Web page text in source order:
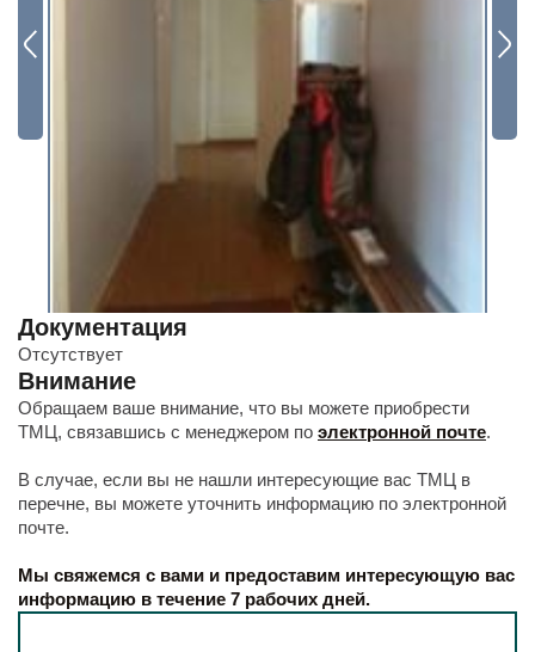
Документация
Отсутствует
Внимание
Обращаем ваше внимание, что вы можете приобрести
ТМЦ, связавшись с менеджером по электронной почте.
В случае, если вы не нашли интересующие вас ТМЦ в
перечне, вы можете уточнить информацию по электронной
почте.
Мы свяжемся с вами и предоставим интересующую вас
информацию в течение 7 рабочих дней.